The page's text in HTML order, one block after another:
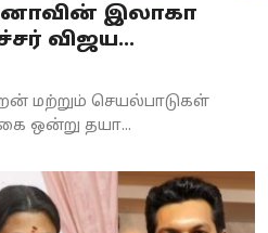
இலாகா
விஜய...
மற்றும் செயல்பாடுகள்
ஒன்று தயா...